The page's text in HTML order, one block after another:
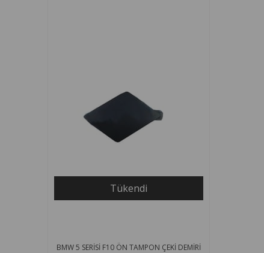
Tükendi
BMW 5 SERİSİ F10 ÖN TAMPON ÇEKİ DEMİRİ